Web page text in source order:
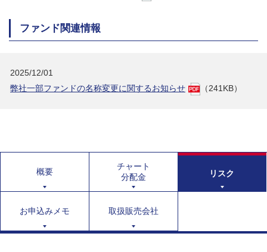
ファンド関連情報
2025/12/01
弊社一部ファンドの名称変更に関するお知らせ
（241KB）
概要
チャート
分配金
リスク
お申込みメモ 取扱販売会社